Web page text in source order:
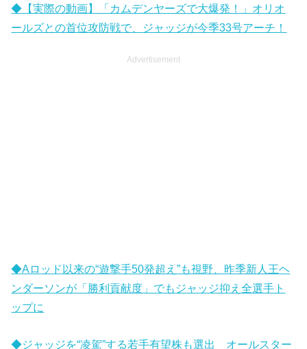
◆【実際の動画】「カムデンヤーズで大爆発！」オリオ
ールズとの首位攻防戦で、ジャッジが今季33号アーチ！
Advertisement
◆Aロッド以来の“遊撃手50発超え”も視野、昨季新人王ヘ
ンダーソンが「勝利貢献度」でもジャッジ抑え全選手ト
ップに
◆ジャッジを“凌駕”する若手有望株も選出 オールスター